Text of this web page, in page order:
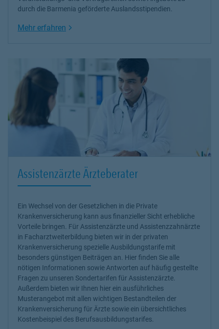
durch die Barmenia geförderte Auslandsstipendien.
Mehr erfahren Link Opens in New Tab
Assistenzärzte Ärzteberater
Ein Wechsel von der Gesetzlichen in die Private
Krankenversicherung kann aus finanzieller Sicht erhebliche
Vorteile bringen. Für Assistenzärzte und Assistenzzahnärzte
in Facharztweiterbildung bieten wir in der privaten
Krankenversicherung spezielle Ausbildungstarife mit
besonders günstigen Beiträgen an. Hier finden Sie alle
nötigen Informationen sowie Antworten auf häufig gestellte
Fragen zu unseren Sondertarifen für Assistenzärzte.
Außerdem bieten wir Ihnen hier ein ausführliches
Musterangebot mit allen wichtigen Bestandteilen der
Krankenversicherung für Ärzte sowie ein übersichtliches
Kostenbeispiel des Berufsausbildungstarifes.